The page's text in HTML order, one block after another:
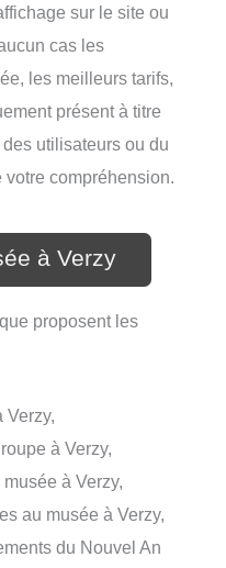
sur le site ou
cas les
les meilleurs tarifs,
présent à titre
des utilisateurs ou du
compréhension.
à Verzy
proposent les
Verzy,
à Verzy,
à Verzy,
au musée à Verzy,
du Nouvel An